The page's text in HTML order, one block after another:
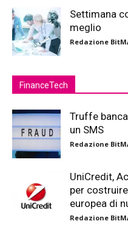
Settimana
meglio
Redazione
FinanceTech
Truffe
un SMS
Redazione
UniCredit,
per
europea di
Redazione